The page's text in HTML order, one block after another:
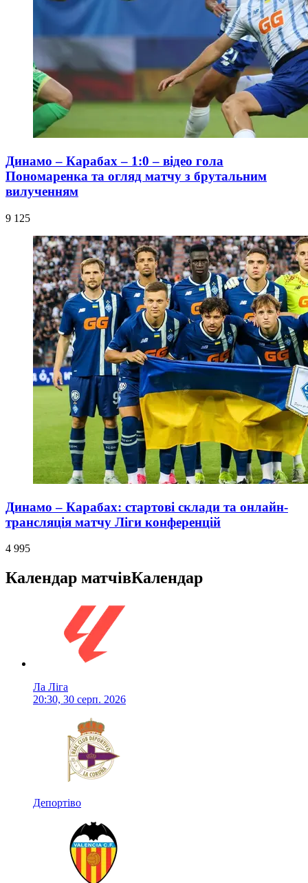
Динамо – Карабах – 1:0 – відео гола
Пономаренка та огляд матчу з брутальним
вилученням
9 125
Динамо – Карабах: стартові склади та онлайн-
трансляція матчу Ліги конференцій
4 995
Календар матчівКалендар
Ла Ліга
20:30, 30 серп. 2026
Депортіво